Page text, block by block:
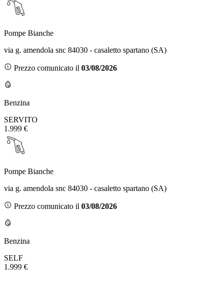
Pompe Bianche
via g. amendola snc 84030 - casaletto spartano (SA)
Prezzo comunicato il 03/08/2026
Benzina
SERVITO
1.999 €
Pompe Bianche
via g. amendola snc 84030 - casaletto spartano (SA)
Prezzo comunicato il 03/08/2026
Benzina
SELF
1.999 €